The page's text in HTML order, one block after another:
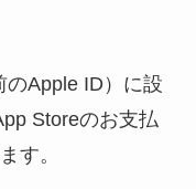
のApple ID）に設
Storeのお支払
す。